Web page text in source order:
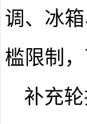
调、冰
槛限制
补充轮